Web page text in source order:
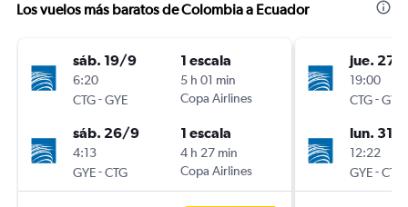
Los vuelos más baratos de Colombia a Ecuador
sáb. 19/9
6:20
CTG-GYE
1 escala
5 h 01 min
Copa Airlines
sáb. 26/9
4:13
GYE-CTG
1 escala
4 h 27 min
Copa Airlines
jue. 27/
19:00
CTG-GYE
lun. 31/
12:22
GYE-CTG